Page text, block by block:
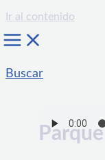
Ir al contenido
Buscar